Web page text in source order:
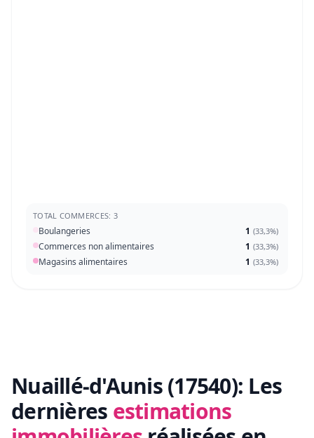
TOTAL COMMERCES: 3
Boulangeries 1 (33,3%)
Commerces non alimentaires 1 (33,3%)
Magasins alimentaires 1 (33,3%)
Nuaillé-d'Aunis (17540): Les
dernières estimations